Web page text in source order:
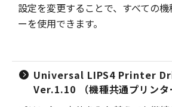
設定を変更することで、すべての
ーを使用できます。
Universal LIPS4 Printer
Ver.1.10 （機種共通プリンタ